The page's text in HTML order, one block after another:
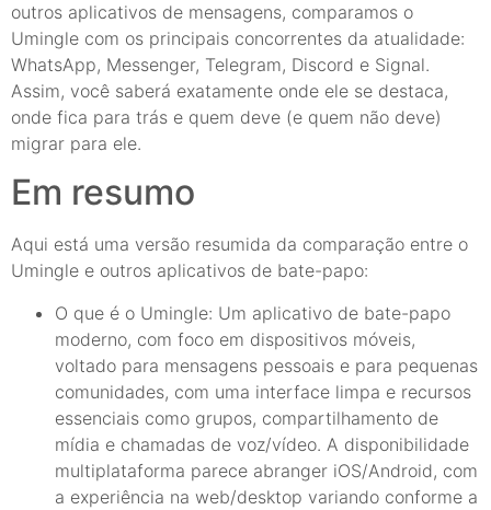
outros aplicativos de mensagens, comparamos o
Umingle com os principais concorrentes da atualidade:
WhatsApp, Messenger, Telegram, Discord e Signal.
Assim, você saberá exatamente onde ele se destaca,
onde fica para trás e quem deve (e quem não deve)
migrar para ele.
Em resumo
Aqui está uma versão resumida da comparação entre o
Umingle e outros aplicativos de bate-papo:
O que é o Umingle: Um aplicativo de bate-papo
moderno, com foco em dispositivos móveis,
voltado para mensagens pessoais e para pequenas
comunidades, com uma interface limpa e recursos
essenciais como grupos, compartilhamento de
mídia e chamadas de voz/vídeo. A disponibilidade
multiplataforma parece abranger iOS/Android, com
a experiência na web/desktop variando conforme a